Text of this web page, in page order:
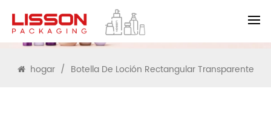
BUSCAR
hogar / Botella De Loción Rectangular Transparente